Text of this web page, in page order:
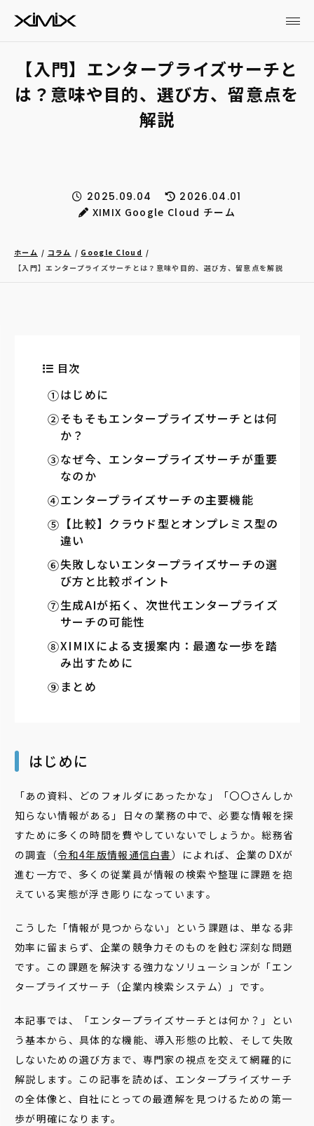
【入門】エンタープライズサーチと
は？意味や目的、選び方、留意点を
解説
2025.09.04
2026.04.01
XIMIX Google Cloud チーム
ホーム コラム
Google Cloud
【入門】エンタープライズサーチとは？意味や目的、選び方、留意点を解説
目次
はじめに
そもそもエンタープライズサーチとは何
か？
なぜ今、エンタープライズサーチが重要
なのか
エンタープライズサーチの主要機能
【比較】クラウド型とオンプレミス型の
違い
失敗しないエンタープライズサーチの選
び方と比較ポイント
生成AIが拓く、次世代エンタープライズ
サーチの可能性
XIMIXによる支援案内：最適な一歩を踏
み出すために
まとめ
はじめに
「あの資料、どのフォルダにあったかな」「〇〇さんしか
知らない情報がある」――日々の業務の中で、必要な情報を探
すために多くの時間を費やしていないでしょうか。総務省
の調査（令和4年版情報通信白書）によれば、企業のDXが
進む一方で、多くの従業員が情報の検索や整理に課題を抱
えている実態が浮き彫りになっています。
こうした「情報が見つからない」という課題は、単なる非
効率に留まらず、企業の競争力そのものを蝕む深刻な問題
です。この課題を解決する強力なソリューションが「エン
タープライズサーチ（企業内検索システム）」です。
本記事では、「エンタープライズサーチとは何か？」とい
う基本から、具体的な機能、導入形態の比較、そして失敗
しないための選び方まで、専門家の視点を交えて網羅的に
解説します。この記事を読めば、エンタープライズサーチ
の全体像と、自社にとっての最適解を見つけるための第一
歩が明確になります。